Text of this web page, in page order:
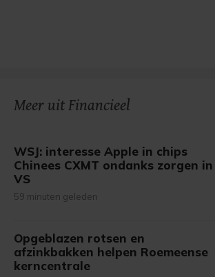
Meer uit Financieel
WSJ: interesse Apple in chips
Chinees CXMT ondanks zorgen in
VS
59 minuten geleden
Opgeblazen rotsen en
afzinkbakken helpen Roemeense
kerncentrale